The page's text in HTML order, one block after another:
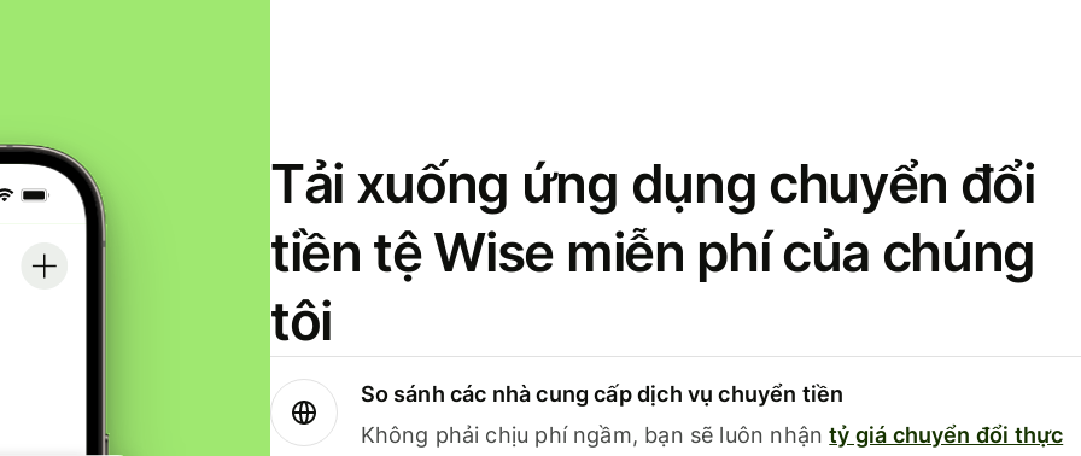
Tải xuống ứng dụng chuyển đổi
tiền tệ Wise miễn phí của chúng
tôi
So sánh các nhà cung cấp dịch vụ chuyển tiền
Không phải chịu phí ngầm, bạn sẽ luôn nhậntỷ giá chuyển đổi thực